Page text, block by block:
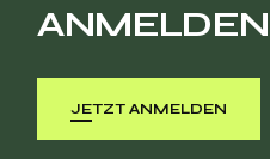
JETZT ANMELDEN